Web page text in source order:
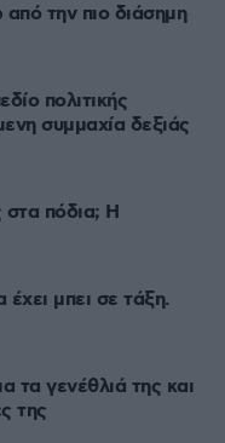
την πιο διάσημη
πολιτικής
συμμαχία δεξιάς
στα πόδια; Η
μπει σε τάξη.
τα γενέθλιά της και
της